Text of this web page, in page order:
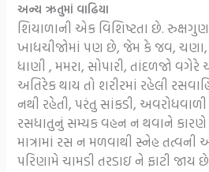
અન્ય ઋતુમાં વાઢિયા
શિયાળાની એક વિશિષ્ટતા છે.
ખાદ્યચીજોમાં પણ છે, જેમ કે જવ, ચણા,
ધાણી , મમરા, સોપારી, તાંદળજો
અતિરેક થાય તો શરીરમાં રહેલી
નથી રહેતી, પરંતુ સાંકડી,
રસધાતુનું સમ્યક વહન ન થવાને કારણે
માત્રામાં રસ ન મળવાથી સ્નેહ તત્વની
પરિણામે ચામડી તરડાઇ ને ફાટી જાય